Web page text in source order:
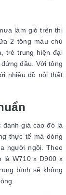
làm gió trên thị
2 tông màu chủ
trẻ trung hiện đại
đầu. Với tông
nhiều đồ nội thất
đánh giá cao đó là
thực tế mà dòng
người ngồi. Theo
là W710 x D900 x
bình sẽ không